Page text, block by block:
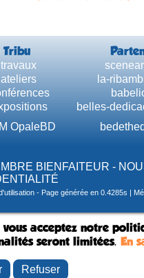
Tribu
travaux
ateliers la-
belles-
OpaleBD
BIENFAITEUR -
- Page générée en 0.4285s |
acceptez notre
seront limitées. En
Refuser